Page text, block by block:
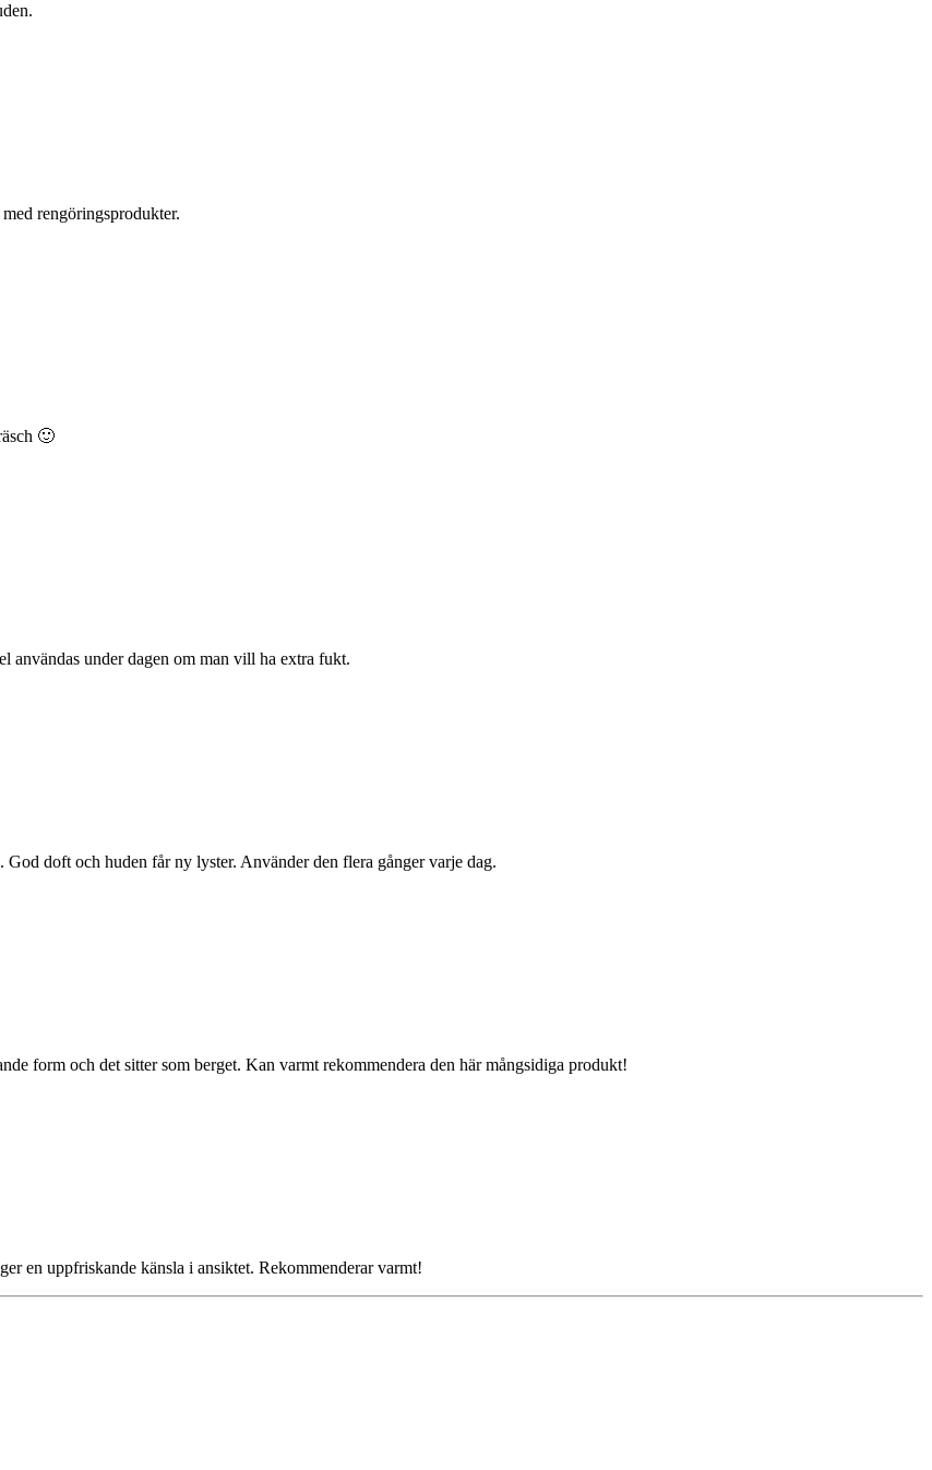
rengöringsprodukter.
🙂
under dagen om man vill ha extra fukt.
doft och huden får ny lyster. Använder den flera gånger varje dag.
form och det sitter som berget. Kan varmt rekommendera den här mångsidiga produkt!
en uppfriskande känsla i ansiktet. Rekommenderar varmt!